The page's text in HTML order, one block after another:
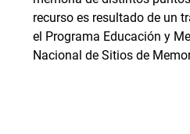
recurso es resultado de un
el Programa Educación y
Nacional de Sitios de